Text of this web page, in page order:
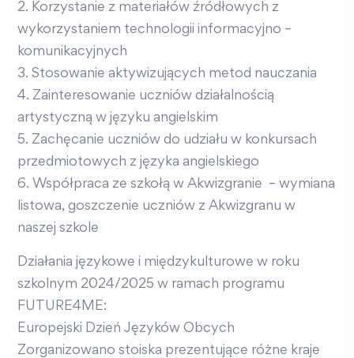
2. Korzystanie z materiałów źródłowych z
wykorzystaniem technologii informacyjno –
komunikacyjnych
3. Stosowanie aktywizujących metod nauczania
4. Zainteresowanie uczniów działalnością
artystyczną w języku angielskim
5. Zachęcanie uczniów do udziału w konkursach
przedmiotowych z języka angielskiego
6. Współpraca ze szkołą w Akwizgranie – wymiana
listowa, goszczenie uczniów z Akwizgranu w
naszej szkole
Działania językowe i międzykulturowe w roku
szkolnym 2024/2025 w ramach programu
FUTURE4ME:
Europejski Dzień Języków Obcych
Zorganizowano stoiska prezentujące różne kraje